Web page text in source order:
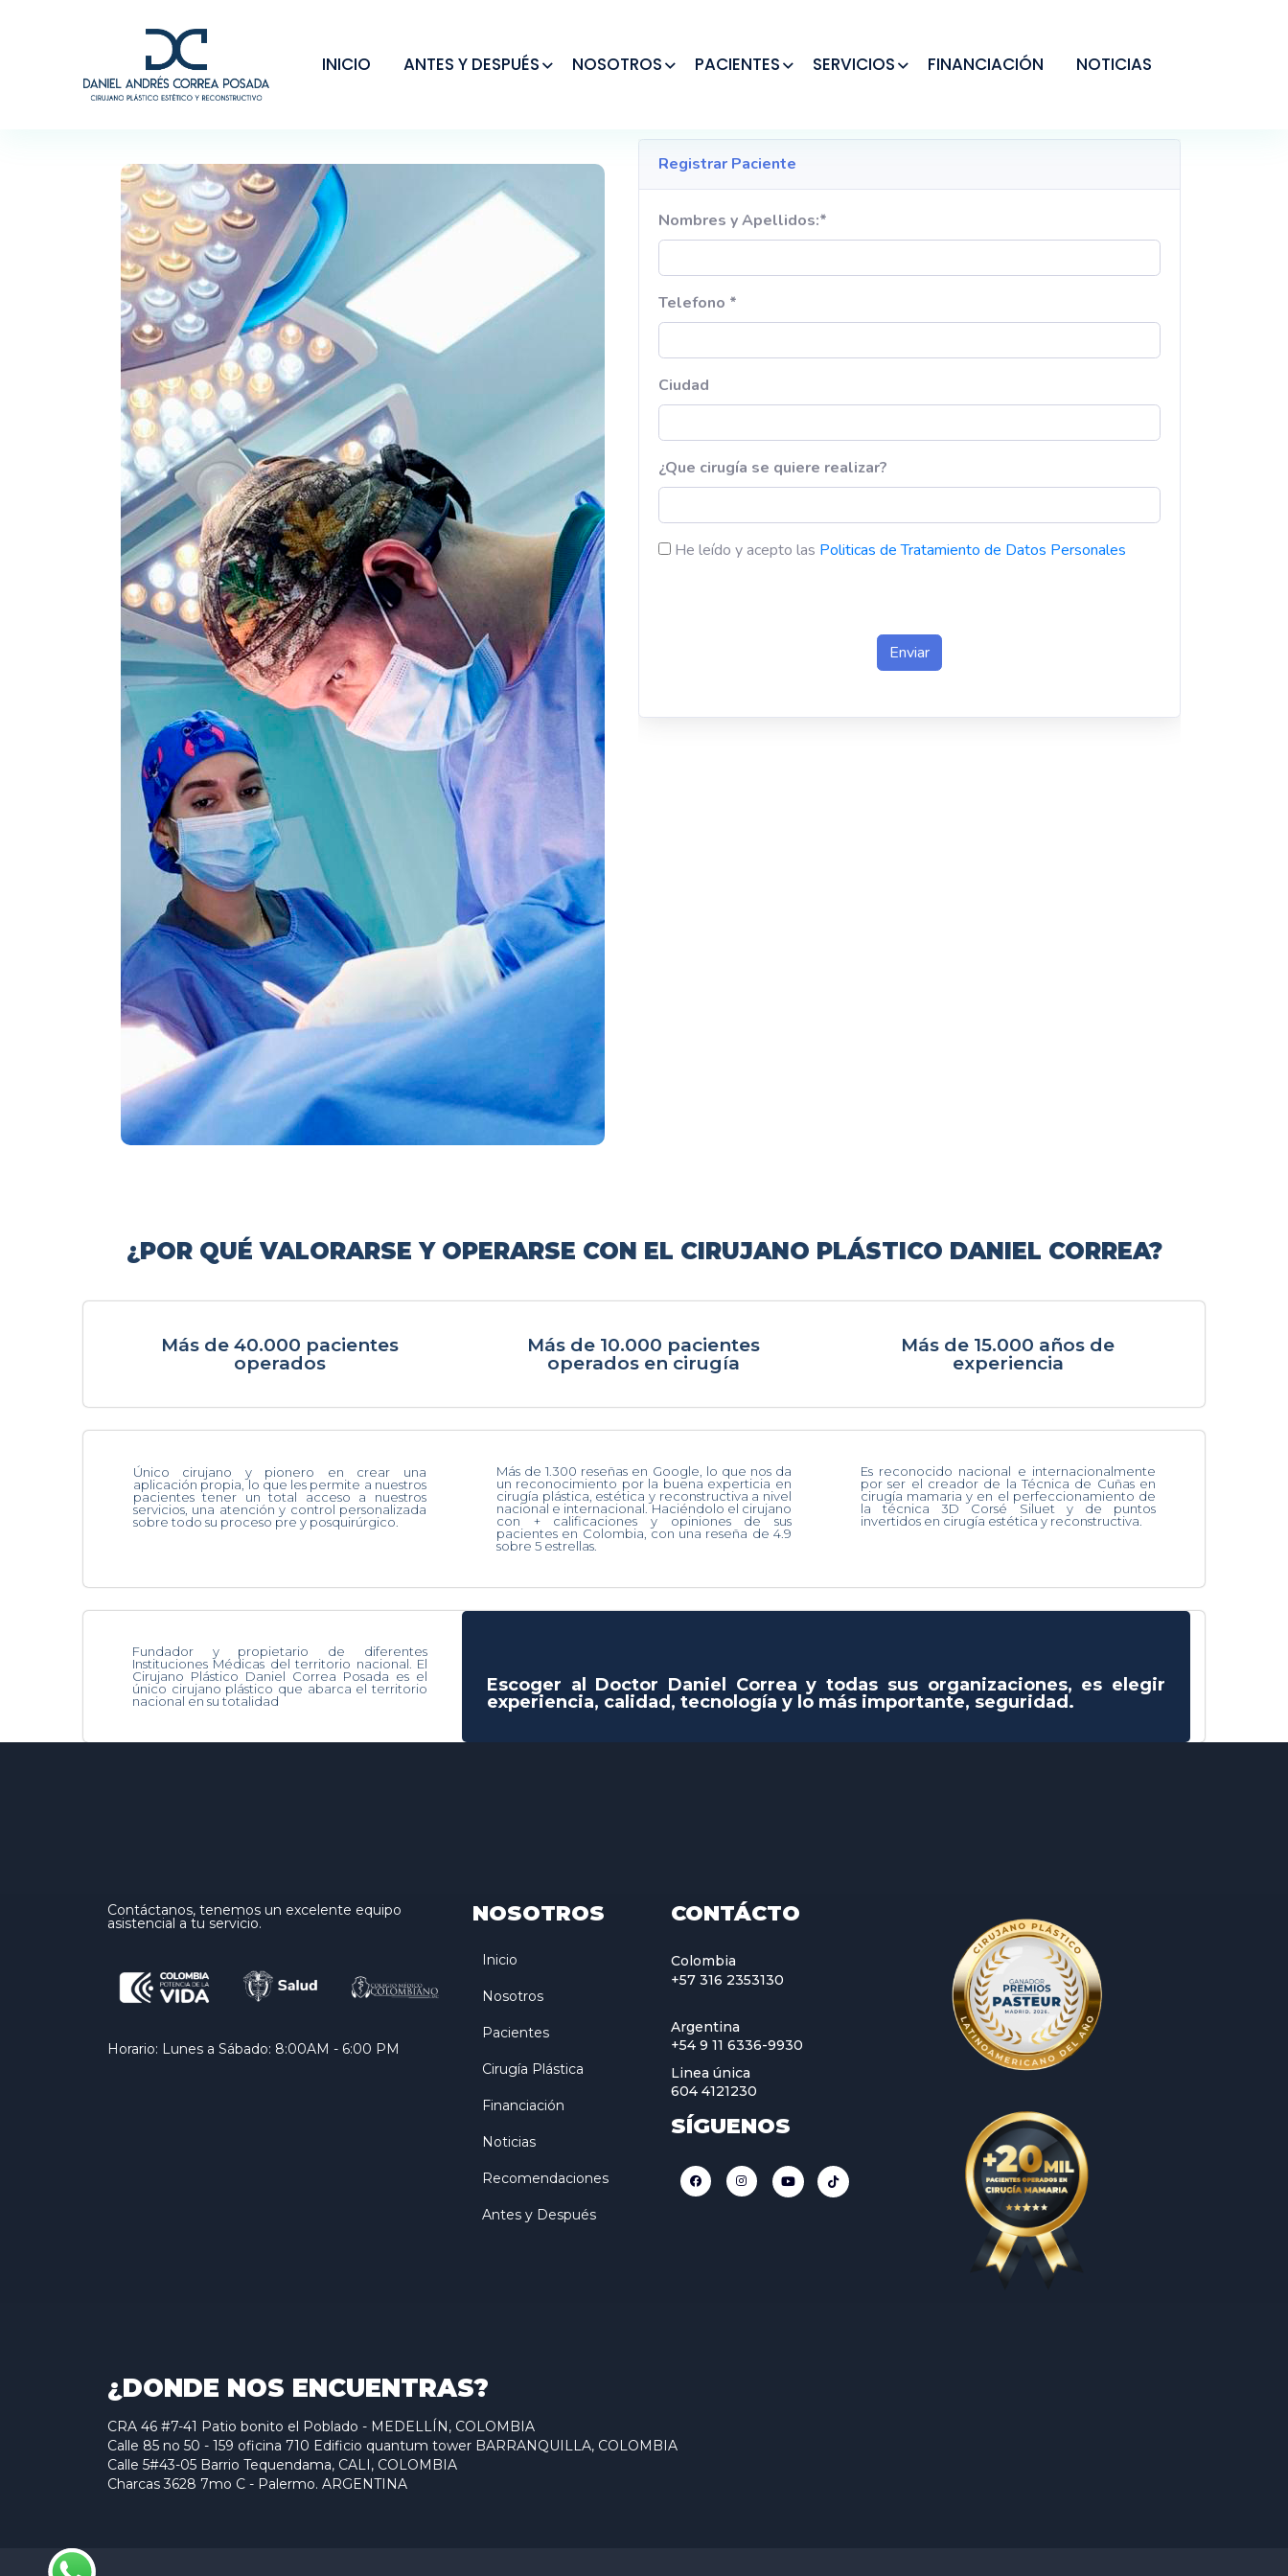
INICIO ANTES Y DESPUÉS NOSOTROS PACIENTES SERVICIOS FINANCIACIÓN NOTICIAS
¿POR QUÉ VALORARSE Y OPERARSE CON EL CIRUJANO PLÁSTICO DANIEL CORREA?
Más de 40.000 pacientes
operados
Más de 10.000 pacientes
operados en cirugía
Más de 15.000 años de
experiencia
Único cirujano y pionero en crear una
aplicación propia, lo que les permite a nuestros
pacientes tener un total acceso a nuestros
servicios, una atención y control personalizada
sobre todo su proceso pre y posquirúrgico.
Más de 1.300 reseñas en Google, lo que nos da
un reconocimiento por la buena experticia en
cirugía plástica, estética y reconstructiva a nivel
nacional e internacional. Haciéndolo el cirujano
con + calificaciones y opiniones de sus
pacientes en Colombia, con una reseña de 4.9
sobre 5 estrellas.
Es reconocido nacional e internacionalmente
por ser el creador de la Técnica de Cuñas en
cirugía mamaria y en el perfeccionamiento de
la técnica 3D Corsé Siluet y de puntos
invertidos en cirugía estética y reconstructiva.
Fundador y propietario de diferentes
Instituciones Médicas del territorio nacional. El
Cirujano Plástico Daniel Correa Posada es el
único cirujano plástico que abarca el territorio
nacional en su totalidad
Escoger al Doctor Daniel Correa y todas sus organizaciones, es elegir
experiencia, calidad, tecnología y lo más importante, seguridad.
Contáctanos, tenemos un excelente equipo
asistencial a tu servicio.
Horario: Lunes a Sábado: 8:00AM - 6:00 PM
NOSOTROS
Inicio
Nosotros
Pacientes
Cirugía Plástica
Financiación
Noticias
Recomendaciones
Antes y Después
CONTÁCTO
Colombia
+57 316 2353130
Argentina
+54 9 11 6336-9930
Linea única
604 4121230
SÍGUENOS
¿DONDE NOS ENCUENTRAS?
CRA 46 #7-41 Patio bonito el Poblado - MEDELLÍN, COLOMBIA
Calle 85 no 50 - 159 oficina 710 Edificio quantum tower BARRANQUILLA, COLOMBIA
Calle 5#43-05 Barrio Tequendama, CALI, COLOMBIA
Charcas 3628 7mo C - Palermo. ARGENTINA